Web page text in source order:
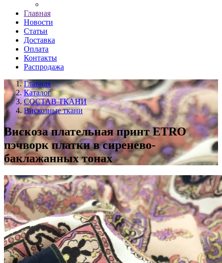
Главная
Новости
Статьи
Доставка
Оплата
Контакты
Распродажа
Главная
Каталог
СОСТАВ ТКАНИ
Вискозные ткани
Вискоза плательная принт ETRO
пэчворк платки в сиренево-
баклажанных тонах